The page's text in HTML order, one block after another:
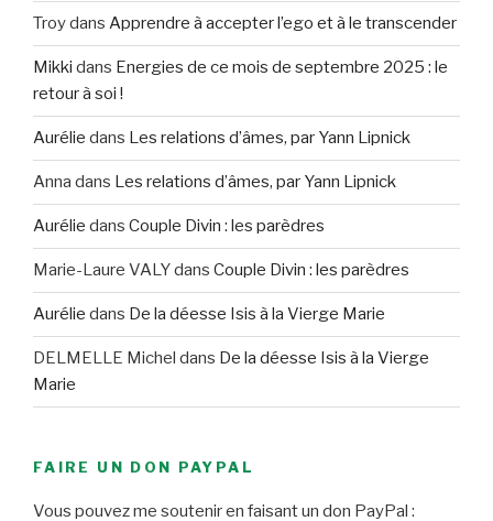
Troydans Apprendre à accepter l’ego et à le transcender
Mikki dans Energies de ce mois de septembre 2025 : le
retour à soi !
Aurélie dans Les relations d’âmes, par Yann Lipnick
Anna dans Les relations d’âmes, par Yann Lipnick
Aurélie dans Couple Divin : les parèdres
Marie-Laure VALYdans Couple Divin : les parèdres
Aurélie dans De la déesse Isis à la Vierge Marie
DELMELLE Michel dans De la déesse Isis à la Vierge
Marie
FAIRE UN DON PAYPAL
Vous pouvez me soutenir en faisant un don PayPal :